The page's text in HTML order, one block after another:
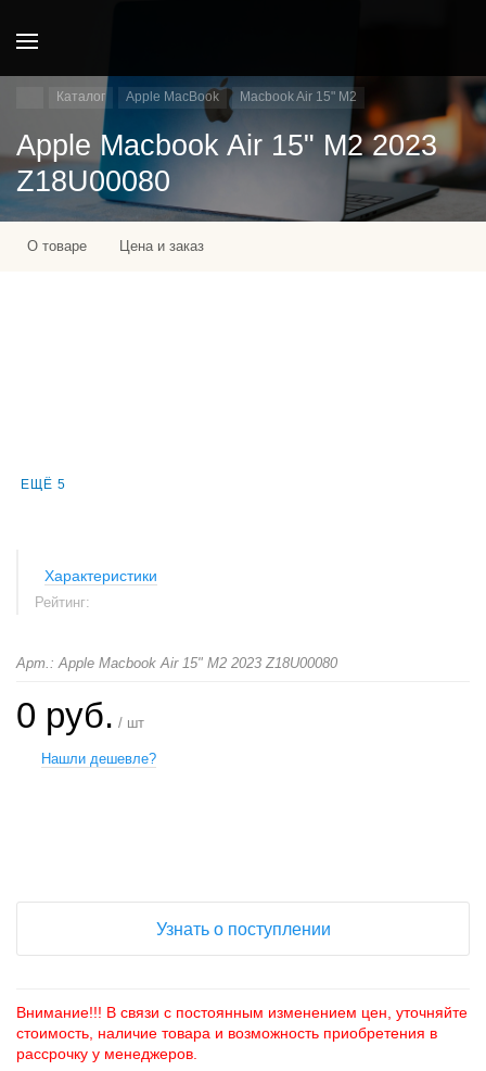
Каталог Apple MacBook Macbook Air 15" M2
Apple Macbook Air 15" M2 2023
Z18U00080
О товаре Цена и заказ
ЕЩЁ 5
Характеристики
Рейтинг:
Арт.: Apple Macbook Air 15" M2 2023 Z18U00080
0 руб. / шт
Нашли дешевле?
Узнать о поступлении
Внимание!!! В связи с постоянным изменением цен, уточняйте
стоимость, наличие товара и возможность приобретения в
рассрочку у менеджеров.